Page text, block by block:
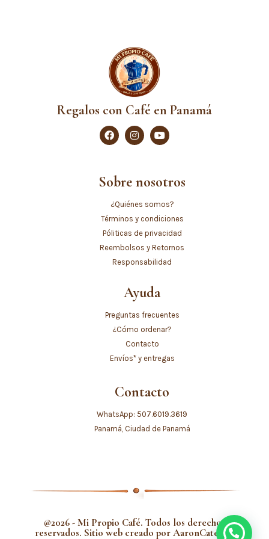
Regalos con Café en Panamá
Sobre nosotros
¿Quiénes somos?
Términos y condiciones
Póliticas de privacidad
Reembolsos y Retornos
Responsabilidad
Ayuda
Preguntas frecuentes
¿Cómo ordenar?
Contacto
Envíos* y entregas
Contacto
WhatsApp: 507.6019.3619
Panamá, Ciudad de Panamá
@2026 - Mi Propio Café. Todos los derechos
reservados. Sitio web creado porAaronCaterina